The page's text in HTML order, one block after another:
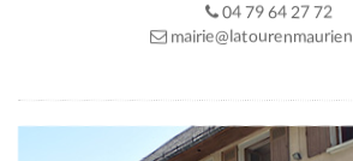
04 79 64 27 72